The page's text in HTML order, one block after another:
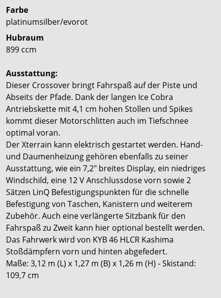
Farbe
platinumsilber/evorot
Hubraum
899 ccm
Ausstattung:
Dieser Crossover bringt Fahrspaß auf der Piste und
Abseits der Pfade. Dank der langen Ice Cobra
Antriebskette mit 4,1 cm hohen Stollen und Spikes
kommt dieser Motorschlitten auch im Tiefschnee
optimal voran.
Der Xterrain kann elektrisch gestartet werden. Hand-
und Daumenheizung gehören ebenfalls zu seiner
Ausstattung, wie ein 7,2" breites Display, ein niedriges
Windschild, eine 12 V Anschlussdose vorn sowie 2
Sätzen LinQ Befestigungspunkten für die schnelle
Befestigung von Taschen, Kanistern und weiterem
Zubehör. Auch eine verlängerte Sitzbank für den
Fahrspaß zu Zweit kann hier optional bestellt werden.
Das Fahrwerk wird von KYB 46 HLCR Kashima
Stoßdämpfern vorn und hinten abgefedert.
Maße: 3,12 m (L) x 1,27 m (B) x 1,26 m (H) - Skistand:
109,7 cm